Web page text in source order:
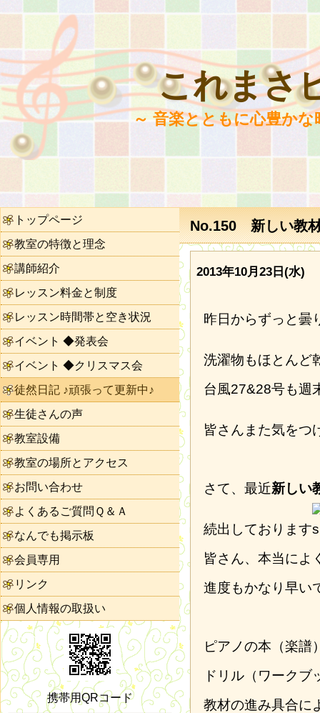
これまさ
～ 音楽とともに心豊か
No.150 新しい教
2013年10月23日(水)
昨日からずっと曇
洗濯物もほとんど
台風27&28号も週
皆さんまた気をつ
さて、最近新しい
続出しております
皆さん、本当によ
進度もかなり早い
ピアノの本（楽譜
ドリル（ワーク
教材の進み具合に
トップページ
教室の特徴と理念
講師紹介
レッスン料金と制度
レッスン時間帯と空き状況
イベント ◆発表会
イベント ◆クリスマス会
徒然日記 ♪頑張って更新中♪
生徒さんの声
教室設備
教室の場所とアクセス
お問い合わせ
よくあるご質問Ｑ＆Ａ
なんでも掲示板
会員専用
リンク
個人情報の取扱い
携帯用QRコード